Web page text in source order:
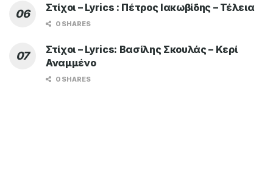
Στίχοι – Lyrics : Πέτρος Ιακωβίδης – Τέλεια
0 SHARES
Στίχοι – Lyrics: Βασίλης Σκουλάς – Κερί
Αναμμένο
0 SHARES